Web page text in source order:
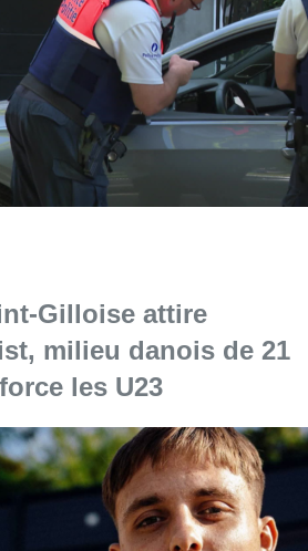
Gilloise attire
milieu danois de 21
les U23
l'article "L’Union Saint-Gilloise